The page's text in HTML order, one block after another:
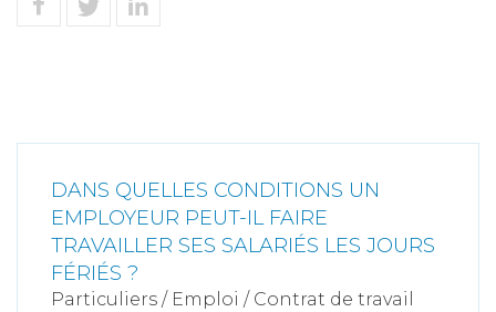
DANS QUELLES CONDITIONS UN
EMPLOYEUR PEUT-IL FAIRE
TRAVAILLER SES SALARIÉS LES JOURS
FÉRIÉS ?
Particuliers / Emploi / Contrat de travail